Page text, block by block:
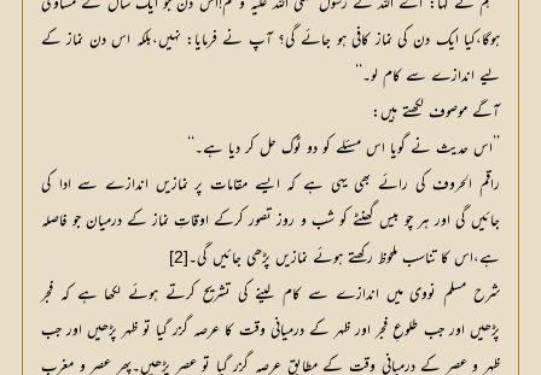
ہوگا،کیا ایک دن کی نماز کافی ہو جائے گی؟ آپ نے فرمایا: نہیں،بلکہ اس دن نماز کے
لیے اندازے سے کام لو۔‘‘
آگے موصوف لکھتے ہیں:
’’اس حدیث نے گویا اس مسئلے کو دو ٹوک حل کر دیا ہے۔‘‘
راقم الحروف کی رائے بھی یہی ہے کہ ایسے مقامات پر نمازیں اندازے سے ادا کی
جائیں گی اور ہر چو بیس گھنٹے کو شب و روز تصور کرکے اوقاتِ نماز کے درمیان جو فاصلہ
ہے،اس کا تناسب ملحوظ رکھتے ہوئے نمازیں پڑھی جائیں گی۔[2]
شرح مسلم نووی میں اندازے سے کام لینے کی تشریح کرتے ہوئے لکھا ہے کہ فجر
پڑھیں اور جب طلوعِ فجر اور ظہر کے درمیانی وقت کا عرصہ گزر گیا تو ظہر پڑھیں اور جب
ظہر و عصر کے درمیانی وقت کے مطابق عرصہ گزر گیا تو عصر پڑھیں۔پھر عصر و مغرب